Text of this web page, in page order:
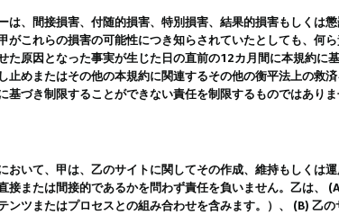
、間接損害、付随的損害、特別損害、結果的損害もしくは
がこれらの損害の可能性につき知らされていたとしても、何
た原因となった事実が生じた日の直前の12カ月間に本規約に
止めまたはその他の本規約に関連するその他の衡平法上の救
づき制限することができない責任を制限するものではありま
おいて、甲は、乙のサイトに関してその作成、維持もしくは
接または間接的であるかを問わず責任を負いません。乙は、
ンツまたはプロセスとの組み合わせを含みます。）、 (B) 乙